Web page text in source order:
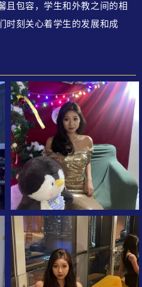
且包容，学生和外教之间的相
时刻关心着学生的发展和成